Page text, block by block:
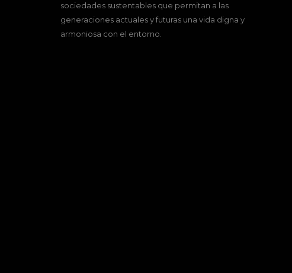
sociedades sustentables que permitan a las
generaciones actuales y futuras una vida digna y
armoniosa con el entorno.